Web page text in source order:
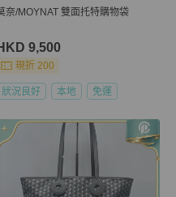
奈/MOYNAT 雙面托特購物袋
9,500
現折 200
狀況良好 本地 免運